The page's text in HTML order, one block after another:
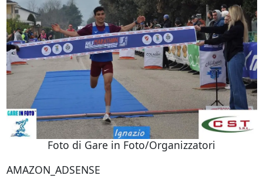
Foto di Gare in Foto/Organizzatori
AMAZON_ADSENSE